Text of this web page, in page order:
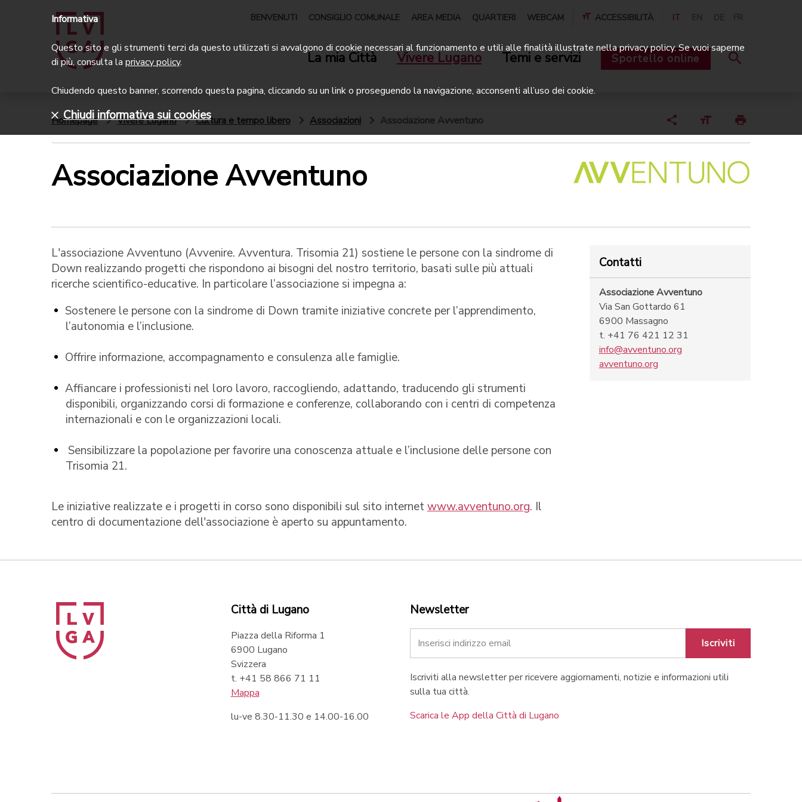
BENVENUTI CONSIGLIO COMUNALE AREA MEDIA QUARTIERI WEBCAM ACCESSIBILITÀ IT
La mia Città Vivere Lugano Temi e servizi Sportello online
Homepage Vivere Lugano Cultura e tempo libero Associazioni Associazione Avventuno
Associazione Avventuno
L'associazione Avventuno (Avvenire. Avventura. Trisomia 21) sostiene le persone con la sindrome di
Down realizzando progetti che rispondono ai bisogni del nostro territorio, basati sulle più attuali
ricerche scientifico-educative. In particolare l’associazione si impegna a:
Sostenere le persone con la sindrome di Down tramite iniziative concrete per l’apprendimento,
l’autonomia e l’inclusione.
Offrire informazione, accompagnamento e consulenza alle famiglie.
Affiancare i professionisti nel loro lavoro, raccogliendo, adattando, traducendo gli strumenti
disponibili, organizzando corsi di formazione e conferenze, collaborando con i centri di competenza
internazionali e con le organizzazioni locali.
Sensibilizzare la popolazione per favorire una conoscenza attuale e l’inclusione delle persone con
Trisomia 21.
Le iniziative realizzate e i progetti in corso sono disponibili sul sito internetwww.avventuno.org. Il
centro di documentazione dell'associazione è aperto su appuntamento.
Contatti
Associazione Avventuno
Via San Gottardo 61
6900 Massagno
t. +41 76 421 12 31
info@avventuno.org
avventuno.org
Città di Lugano
Piazza della Riforma 1
6900 Lugano
Svizzera
t. +41 58 866 71 11
Mappa
lu-ve 8.30-11.30 e 14.00-16.00
Newsletter
Iscriviti
Iscriviti alla newsletter per ricevere aggiornamenti, notizie e informazioni utili
sulla tua città.
Scarica le App della Città di Lugano
Informativa
Questo sito e gli strumenti terzi da questo utilizzati si avvalgono di cookie necessari al funzionamento e utili alle finalità illustrate nella privacy policy. Se vuoi saperne
di più, consulta la privacy policy.
Chiudendo questo banner, scorrendo questa pagina, cliccando su un link o proseguendo la navigazione, acconsenti all’uso dei cookie.
Chiudi informativa sui cookies